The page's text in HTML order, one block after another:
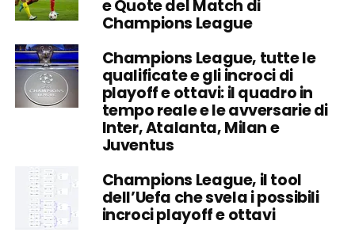
e Quote del Match di
Champions League
Champions League, tutte le
qualificate e gli incroci di
playoff e ottavi: il quadro in
tempo reale e le avversarie di
Inter, Atalanta, Milan e
Juventus
Champions League, il tool
dell’Uefa che svela i possibili
incroci playoff e ottavi